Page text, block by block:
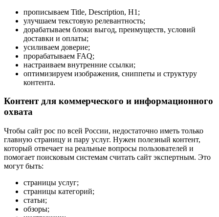
прописываем Title, Description, H1;
улучшаем текстовую релевантность;
дорабатываем блоки выгод, преимуществ, условий
доставки и оплаты;
усиливаем доверие;
прорабатываем FAQ;
настраиваем внутренние ссылки;
оптимизируем изображения, сниппеты и структуру
контента.
Контент для коммерческого и информационного
охвата
Чтобы сайт рос по всей России, недостаточно иметь только
главную страницу и пару услуг. Нужен полезный контент,
который отвечает на реальные вопросы пользователей и
помогает поисковым системам считать сайт экспертным. Это
могут быть:
страницы услуг;
страницы категорий;
статьи;
обзоры;